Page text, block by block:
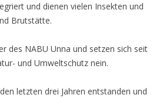
und dienen vielen Insekten und
Brutstätte.
des NABU Unna und setzen sich seit
und Umweltschutz nein.
letzten drei Jahren entstanden und